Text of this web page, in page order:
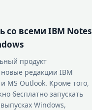
со всеми IBM Notes
продукт
редакции IBM
MS Outlook. Кроме того,
бесплатно запускать
Windows,